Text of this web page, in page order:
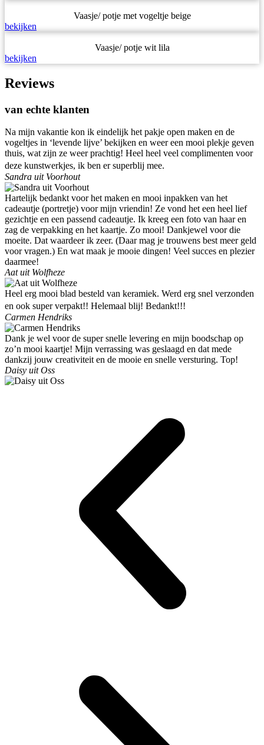
Vaasje/ potje met vogeltje beige
bekijken
Vaasje/ potje wit lila
bekijken
Reviews
van echte klanten
Na mijn vakantie kon ik eindelijk het pakje open maken en de
vogeltjes in ‘levende lijve’ bekijken en weer een mooi plekje geven
thuis, wat zijn ze weer prachtig! Heel heel veel complimenten voor
deze kunstwerkjes, ik ben er superblij mee.
Sandra uit Voorhout
Hartelijk bedankt voor het maken en mooi inpakken van het
cadeautje (portretje) voor mijn vriendin! Ze vond het een heel lief
gezichtje en een passend cadeautje. Ik kreeg een foto van haar en
zag de verpakking en het kaartje. Zo mooi! Dankjewel voor die
moeite. Dat waardeer ik zeer. (Daar mag je trouwens best meer geld
voor vragen.) En wat maak je mooie dingen! Veel succes en plezier
daarmee!
Aat uit Wolfheze
Heel erg mooi blad besteld van keramiek. Werd erg snel verzonden
en ook super verpakt!! Helemaal blij! Bedankt!!!
Carmen Hendriks
Dank je wel voor de super snelle levering en mijn boodschap op
zo’n mooi kaartje! Mijn verrassing was geslaagd en dat mede
dankzij jouw creativiteit en de mooie en snelle versturing. Top!
Daisy uit Oss